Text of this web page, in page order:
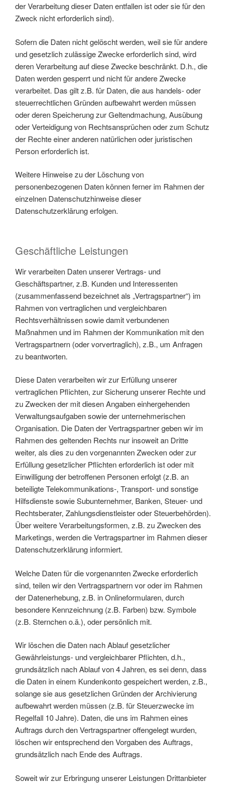
der Verarbeitung dieser Daten entfallen ist oder sie für den
Zweck nicht erforderlich sind).
Sofern die Daten nicht gelöscht werden, weil sie für andere
und gesetzlich zulässige Zwecke erforderlich sind, wird
deren Verarbeitung auf diese Zwecke beschränkt. D.h., die
Daten werden gesperrt und nicht für andere Zwecke
verarbeitet. Das gilt z.B. für Daten, die aus handels- oder
steuerrechtlichen Gründen aufbewahrt werden müssen
oder deren Speicherung zur Geltendmachung, Ausübung
oder Verteidigung von Rechtsansprüchen oder zum Schutz
der Rechte einer anderen natürlichen oder juristischen
Person erforderlich ist.
Weitere Hinweise zu der Löschung von
personenbezogenen Daten können ferner im Rahmen der
einzelnen Datenschutzhinweise dieser
Datenschutzerklärung erfolgen.
Geschäftliche Leistungen
Wir verarbeiten Daten unserer Vertrags- und
Geschäftspartner, z.B. Kunden und Interessenten
(zusammenfassend bezeichnet als „Vertragspartner“) im
Rahmen von vertraglichen und vergleichbaren
Rechtsverhältnissen sowie damit verbundenen
Maßnahmen und im Rahmen der Kommunikation mit den
Vertragspartnern (oder vorvertraglich), z.B., um Anfragen
zu beantworten.
Diese Daten verarbeiten wir zur Erfüllung unserer
vertraglichen Pflichten, zur Sicherung unserer Rechte und
zu Zwecken der mit diesen Angaben einhergehenden
Verwaltungsaufgaben sowie der unternehmerischen
Organisation. Die Daten der Vertragspartner geben wir im
Rahmen des geltenden Rechts nur insoweit an Dritte
weiter, als dies zu den vorgenannten Zwecken oder zur
Erfüllung gesetzlicher Pflichten erforderlich ist oder mit
Einwilligung der betroffenen Personen erfolgt (z.B. an
beteiligte Telekommunikations-, Transport- und sonstige
Hilfsdienste sowie Subunternehmer, Banken, Steuer- und
Rechtsberater, Zahlungsdienstleister oder Steuerbehörden).
Über weitere Verarbeitungsformen, z.B. zu Zwecken des
Marketings, werden die Vertragspartner im Rahmen dieser
Datenschutzerklärung informiert.
Welche Daten für die vorgenannten Zwecke erforderlich
sind, teilen wir den Vertragspartnern vor oder im Rahmen
der Datenerhebung, z.B. in Onlineformularen, durch
besondere Kennzeichnung (z.B. Farben) bzw. Symbole
(z.B. Sternchen o.ä.), oder persönlich mit.
Wir löschen die Daten nach Ablauf gesetzlicher
Gewährleistungs- und vergleichbarer Pflichten, d.h.,
grundsätzlich nach Ablauf von 4 Jahren, es sei denn, dass
die Daten in einem Kundenkonto gespeichert werden, z.B.,
solange sie aus gesetzlichen Gründen der Archivierung
aufbewahrt werden müssen (z.B. für Steuerzwecke im
Regelfall 10 Jahre). Daten, die uns im Rahmen eines
Auftrags durch den Vertragspartner offengelegt wurden,
löschen wir entsprechend den Vorgaben des Auftrags,
grundsätzlich nach Ende des Auftrags.
Soweit wir zur Erbringung unserer Leistungen Drittanbieter